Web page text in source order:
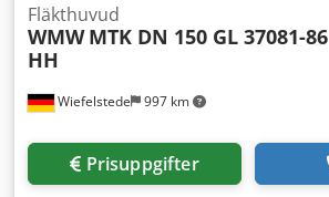
Wiefelstede 997 km
Fläkthuvud
WMW MTK DN 150 GL 37081-86
HH
Prisuppgifter